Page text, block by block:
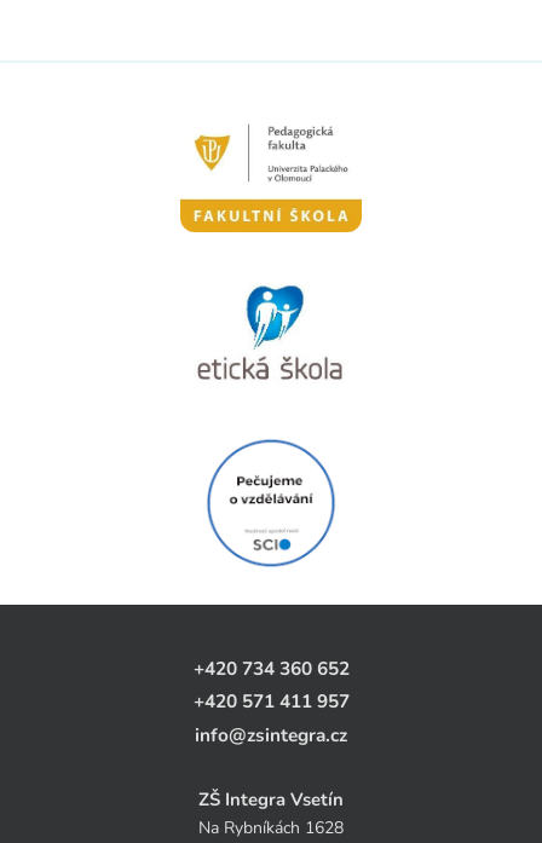
+420 734 360 652
+420 571 411 957
info@zsintegra.cz
ZŠ Integra Vsetín
Na Rybníkách 1628